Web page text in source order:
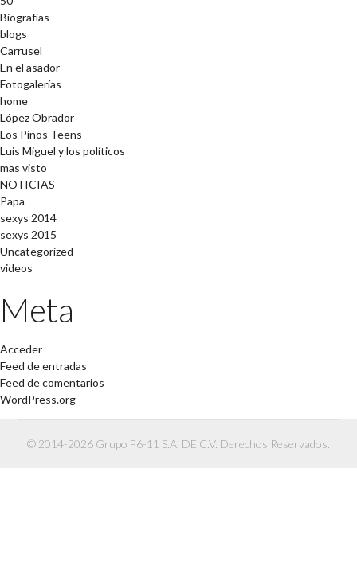
Biografías
blogs
Carrusel
En el asador
Fotogalerías
home
López Obrador
Los Pinos Teens
Luis Miguel y los políticos
mas visto
NOTICIAS
Papa
sexys 2014
sexys 2015
Uncategorized
videos
Meta
Acceder
Feed de entradas
Feed de comentarios
WordPress.org
© 2014-2026 Grupo F6-11 S.A. DE C.V. Derechos Reservados.